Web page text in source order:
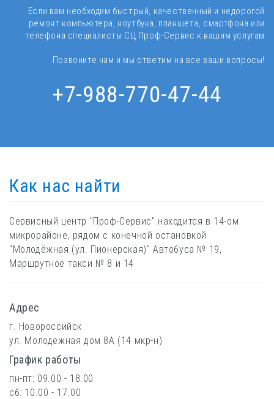
Если вам необходим быстрый, качественный и недорогой
ремонт компьютера, ноутбука, планшета, смартфона или
телефона специалисты СЦ Проф-Сервис к вашим услугам
Позвоните нам и мы ответим на все ваши вопросы!
+7-988-770-47-44
Как нас найти
Сервисный центр "Проф-Сервис" находится в 14-ом
микрорайоне, рядом с конечной остановкой
"Молодёжная (ул. Пионерская)" Автобуса № 19,
Маршрутное такси № 8 и 14
Адрес
г. Новороссийск
ул. Молодежная дом 8А (14 мкр-н)
График работы
пн-пт: 09.00 - 18.00
сб: 10.00 - 17.00